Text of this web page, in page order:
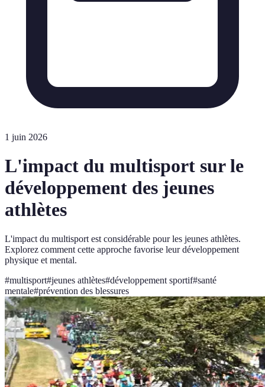
1 juin 2026
L'impact du multisport sur le
développement des jeunes
athlètes
L'impact du multisport est considérable pour les jeunes athlètes.
Explorez comment cette approche favorise leur développement
physique et mental.
#multisport#jeunes athlètes#développement sportif#santé
mentale#prévention des blessures